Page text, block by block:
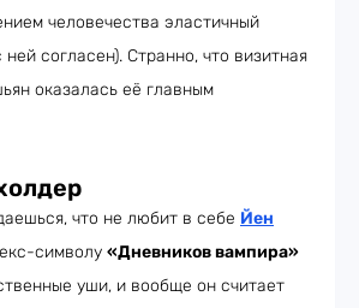
человечества эластичный
согласен). Странно, что визитная
оказалась её главным
что не любит в себе Йен
символу «Дневников вампира»
уши, и вообще он считает